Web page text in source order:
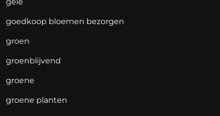
goedkoop bloemen bezorgen
groen
groenblijvend
groene
groene planten